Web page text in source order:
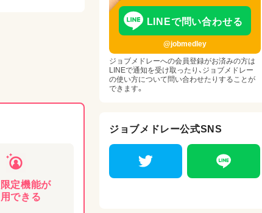
定機能が
できる
LINEで問い合わせる
@jobmedley
ジョブメドレーへの会員登録がお済みの方は
LINEで通知を受け取ったり、ジョブメドレー
の使い方について問い合わせたりすることが
できます。
ジョブメドレー公式SNS